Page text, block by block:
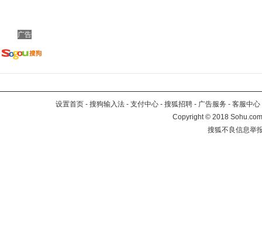
广告
设置首页 - 搜狗输入法 - 支付中心 - 搜狐招聘 - 广告服务 - 客服中心
Copyright©2018
搜狐不良信息举